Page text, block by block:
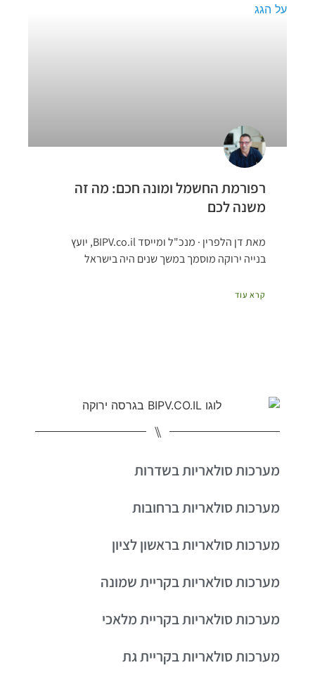
רפורמת החשמל ומונה חכם: מה זה
משנה לכם
מאת דן הלפרין · מנכ"ל ומייסד BIPV.co.il, יועץ
בנייה ירוקה מוסמך במשך שנים היה בישראל
קרא עוד
⑊
מערכות סולאריות בשדרות
מערכות סולאריות ברחובות
מערכות סולאריות בראשון לציון
מערכות סולאריות בקריית שמונה
מערכות סולאריות בקריית מלאכי
מערכות סולאריות בקריית גת